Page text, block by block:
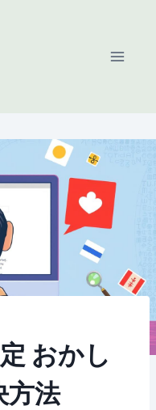
おかし
方法